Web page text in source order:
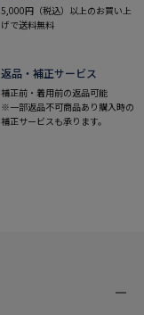
5,000円（税込）以上のお買い上
げで送料無料
返品・補正サービス
補正前・着用前の返品可能
※一部返品不可商品あり購入時の
補正サービスも承ります。